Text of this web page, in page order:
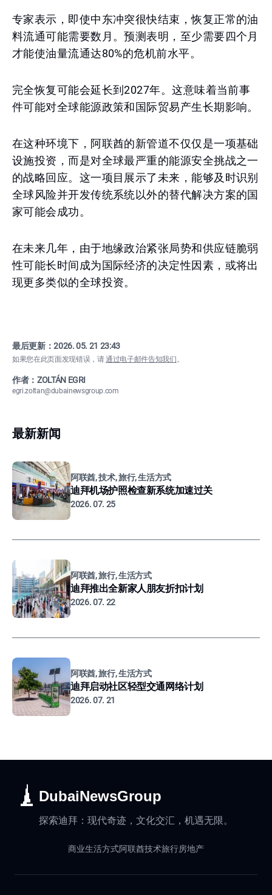
专家表示，即使中东冲突很快结束，恢复正常的油
料流通可能需要数月。预测表明，至少需要四个月
才能使油量流通达80%的危机前水平。
完全恢复可能会延长到2027年。这意味着当前事
件可能对全球能源政策和国际贸易产生长期影响。
在这种环境下，阿联酋的新管道不仅仅是一项基础
设施投资，而是对全球最严重的能源安全挑战之一
的战略回应。这一项目展示了未来，能够及时识别
全球风险并开发传统系统以外的替代解决方案的国
家可能会成功。
在未来几年，由于地缘政治紧张局势和供应链脆弱
性可能长时间成为国际经济的决定性因素，或将出
现更多类似的全球投资。
最后更新：2026. 05. 21 23:43
如果您在此页面发现错误，请通过电子邮件告知我们。
作者：ZOLTÁN EGRI
egri.zoltan@dubainewsgroup.com
最新新闻
阿联酋, 技术, 旅行, 生活方式
迪拜机场护照检查新系统加速过关
2026. 07. 25
阿联酋, 旅行, 生活方式
迪拜推出全新家人朋友折扣计划
2026. 07. 22
阿联酋, 旅行, 生活方式
迪拜启动社区轻型交通网络计划
2026. 07. 21
DubaiNewsGroup
探索迪拜：现代奇迹，文化交汇，机遇无限。
商业生活方式阿联酋技术旅行房地产